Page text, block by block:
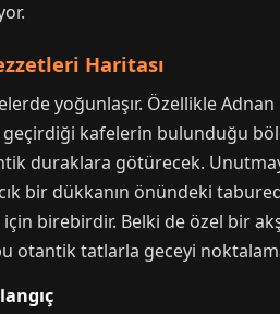
Haritası
yoğunlaşır. Özellikle
kafelerin bulunduğu
duraklara götürecek.
bir dükkanın önündeki
birebirdir. Belki de özel bir
otantik tatlarla geceyi